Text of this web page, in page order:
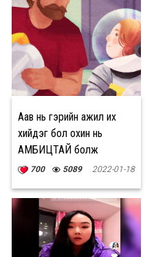
Аав нь гэрийн ажил их
хийдэг бол охин нь
АМБИЦТАЙ болж
төлөвших магадлал
700 5089 2022-01-18